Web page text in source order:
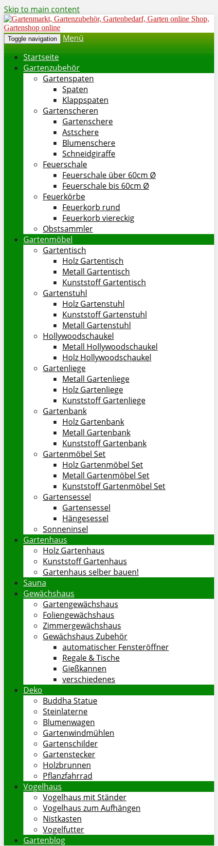
Skip to main content
Toggle navigation
Menü
Startseite
Gartenzubehör
Gartenspaten
Spaten
Klappspaten
Gartenscheren
Gartenschere
Astschere
Blumenschere
Schneidgiraffe
Feuerschale
Feuerschale über 60cm Ø
Feuerschale bis 60cm Ø
Feuerkörbe
Feuerkorb rund
Feuerkorb viereckig
Obstsammler
Gartenmöbel
Gartentisch
Holz Gartentisch
Metall Gartentisch
Kunststoff Gartentisch
Gartenstuhl
Holz Gartenstuhl
Kunststoff Gartenstuhl
Metall Gartenstuhl
Hollywoodschaukel
Metall Hollywoodschaukel
Holz Hollywoodschaukel
Gartenliege
Metall Gartenliege
Holz Gartenliege
Kunststoff Gartenliege
Gartenbank
Holz Gartenbank
Metall Gartenbank
Kunststoff Gartenbank
Gartenmöbel Set
Holz Gartenmöbel Set
Metall Gartenmöbel Set
Kunststoff Gartenmöbel Set
Gartensessel
Gartensessel
Hängesessel
Sonneninsel
Gartenhaus
Holz Gartenhaus
Kunststoff Gartenhaus
Gartenhaus selber bauen!
Sauna
Gewächshaus
Gartengewächshaus
Foliengewächshaus
Zimmergewächshaus
Gewächshaus Zubehör
automatischer Fensteröffner
Regale & Tische
Gießkannen
verschiedenes
Deko
Buddha Statue
Steinlaterne
Blumenwagen
Gartenwindmühlen
Gartenschilder
Gartenstecker
Holzbrunnen
Pflanzfahrrad
Vogelhaus
Vogelhaus mit Ständer
Vogelhaus zum Aufhängen
Nistkasten
Vogelfutter
Gartenblog